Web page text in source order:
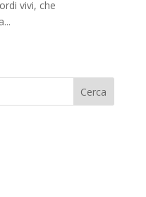
vivi, che